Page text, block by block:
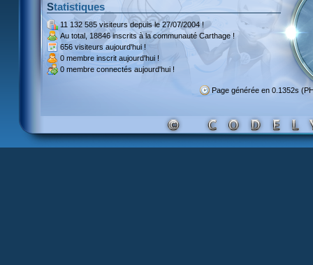
Statistiques
11 132 585 visiteursdepuis le 27/07/2004 !
Au total, 18846 inscritsà la communauté Carthage !
656 visiteurs aujourd'hui !
0 membre inscrit aujourd'hui !
0 membre connectés aujourd'hui !
Page générée en 0.1352s